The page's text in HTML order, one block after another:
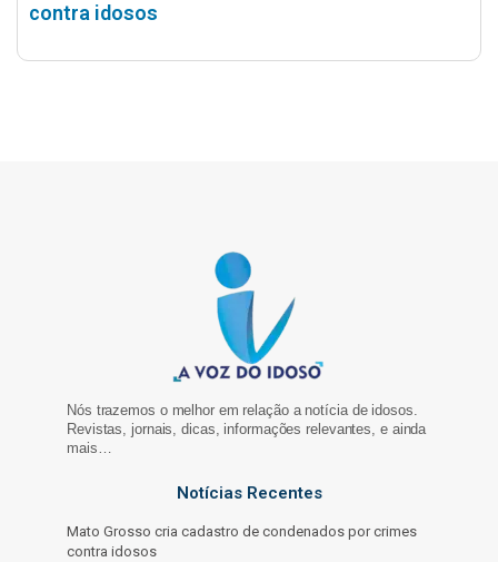
contra idosos
Nós trazemos o melhor em relação a notícia de idosos.
Revistas, jornais, dicas, informações relevantes, e ainda
mais…
Notícias Recentes
Mato Grosso cria cadastro de condenados por crimes
contra idosos